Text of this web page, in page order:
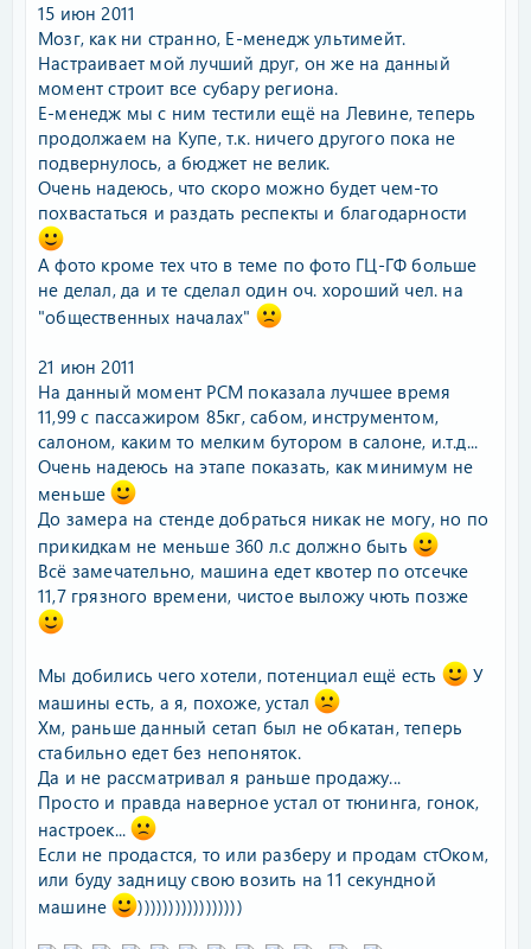
15 июн 2011
Мозг, как ни странно, Е-менедж ультимейт.
Настраивает мой лучший друг, он же на данный
момент строит все субару региона.
Е-менедж мы с ним тестили ещё на Левине, теперь
продолжаем на Купе, т.к. ничего другого пока не
подвернулось, а бюджет не велик.
Очень надеюсь, что скоро можно будет чем-то
похвастаться и раздать респекты и благодарности
А фото кроме тех что в теме по фото ГЦ-ГФ больше
не делал, да и те сделал один оч. хороший чел. на
"общественных началах"
21 июн 2011
На данный момент РСМ показала лучшее время
11,99 с пассажиром 85кг, сабом, инструментом,
салоном, каким то мелким бутором в салоне, и.т.д...
Очень надеюсь на этапе показать, как минимум не
меньше
До замера на стенде добраться никак не могу, но по
прикидкам не меньше 360 л.с должно быть
Всё замечательно, машина едет квотер по отсечке
11,7 грязного времени, чистое выложу чють позже
Мы добились чего хотели, потенциал ещё есть
У
машины есть, а я, похоже, устал
Хм, раньше данный сетап был не обкатан, теперь
стабильно едет без непоняток.
Да и не рассматривал я раньше продажу...
Просто и правда наверное устал от тюнинга, гонок,
настроек...
Если не продастся, то или разберу и продам стОком,
или буду задницу свою возить на 11 секундной
машине
)))))))))))))))))